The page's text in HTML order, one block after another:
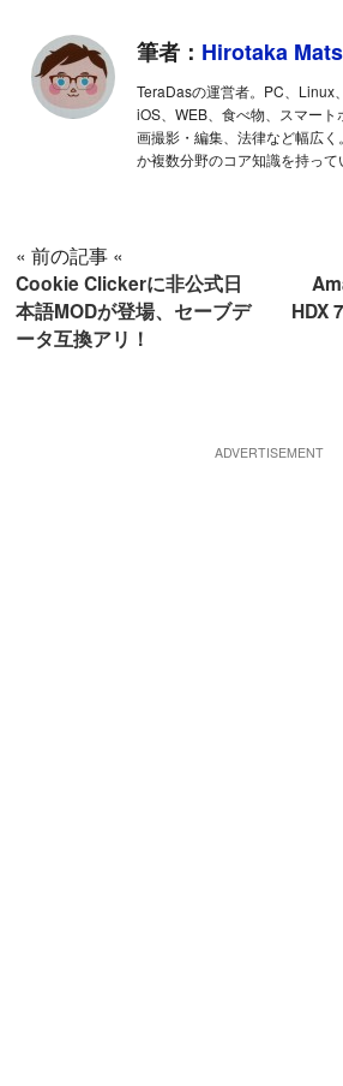
筆者： Hirotaka
TeraDasの運営者。PC、Linux
iOS、WEB、食べ物、スマー
画撮影・編集、法律など幅広
か複数分野のコア知識を持って
« 前の記事 «
Cookie Clickerに非公式日
本語MODが登場、セーブデ
ータ互換アリ！
HDX